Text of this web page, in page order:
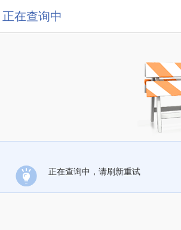
正在查询中
正在查询中，请刷新重试